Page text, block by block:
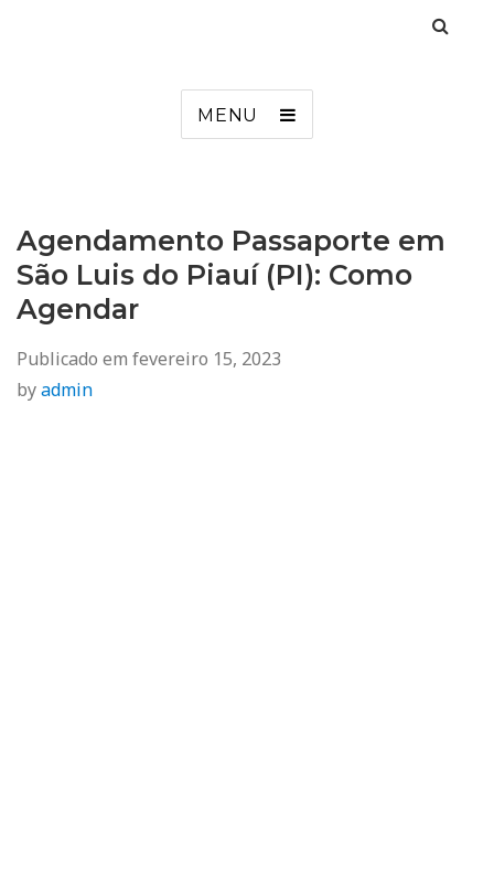
MENU
Agendamento Passaporte em
São Luis do Piauí (PI): Como
Agendar
Publicado em fevereiro 15, 2023
byadmin